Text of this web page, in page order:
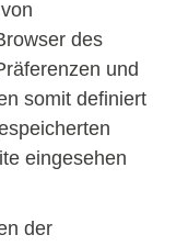
des
und
somit definiert
eingesehen
der